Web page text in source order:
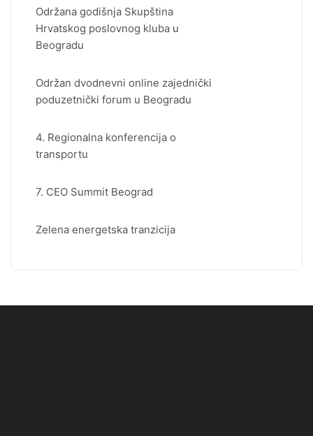
Održana godišnja Skupština
Hrvatskog poslovnog kluba u
Beogradu
Održan dvodnevni online zajednički
poduzetnički forum u Beogradu
4. Regionalna konferencija o
transportu
7. CEO Summit Beograd
Zelena energetska tranzicija